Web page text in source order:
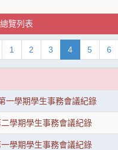
覽列表
1 2 3 4 5 6
一學期學生事務會議紀錄
學期學生事務會議紀錄
學期學生事務會議紀錄